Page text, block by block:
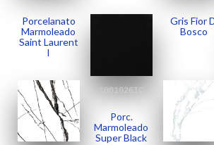
Porcelanato
Marmoleado
Saint Laurent
I
1001026IC
Porc.
Marmoleado
Super Black
Gris Fior
Bosco